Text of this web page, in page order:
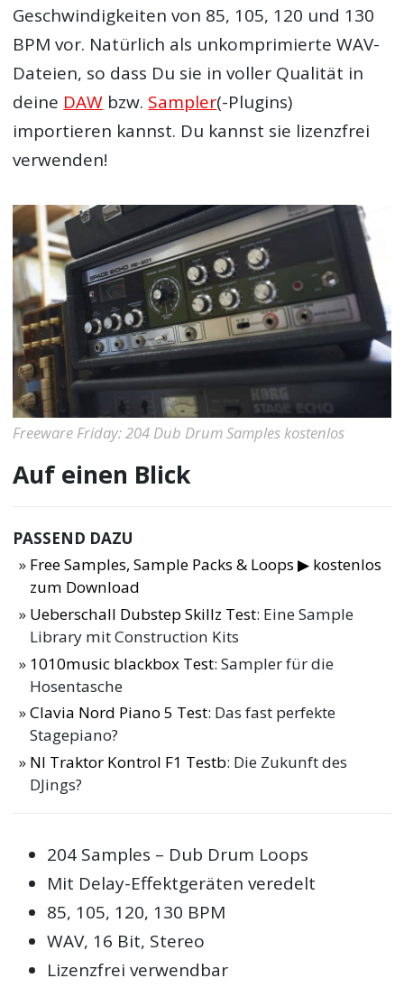
Geschwindigkeiten von 85, 105, 120 und 130
BPM vor. Natürlich als unkomprimierte WAV-
Dateien, so dass Du sie in voller Qualität in
deine DAW bzw. Sampler(-Plugins)
importieren kannst. Du kannst sie lizenzfrei
verwenden!
Freeware Friday: 204 Dub Drum Samples kostenlos
Auf einen Blick
PASSEND DAZU
Free Samples, Sample Packs & Loops ▶ kostenlos
zum Download
Ueberschall Dubstep Skillz Test: Eine Sample
Library mit Construction Kits
1010music blackbox Test: Sampler für die
Hosentasche
Clavia Nord Piano 5 Test: Das fast perfekte
Stagepiano?
NI Traktor Kontrol F1 Testb: Die Zukunft des
DJings?
204 Samples – Dub Drum Loops
Mit Delay-Effektgeräten veredelt
85, 105, 120, 130 BPM
WAV, 16 Bit, Stereo
Lizenzfrei verwendbar